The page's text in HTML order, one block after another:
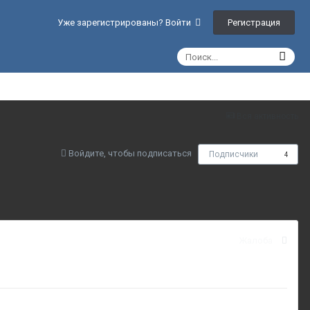
Уже зарегистрированы? Войти Регистрация
Войдите, чтобы подписаться Подписчики 4